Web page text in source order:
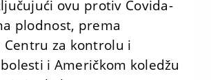
ovu protiv Covida-
plodnost, prema
Centru za kontrolu i
i Američkom koledžu